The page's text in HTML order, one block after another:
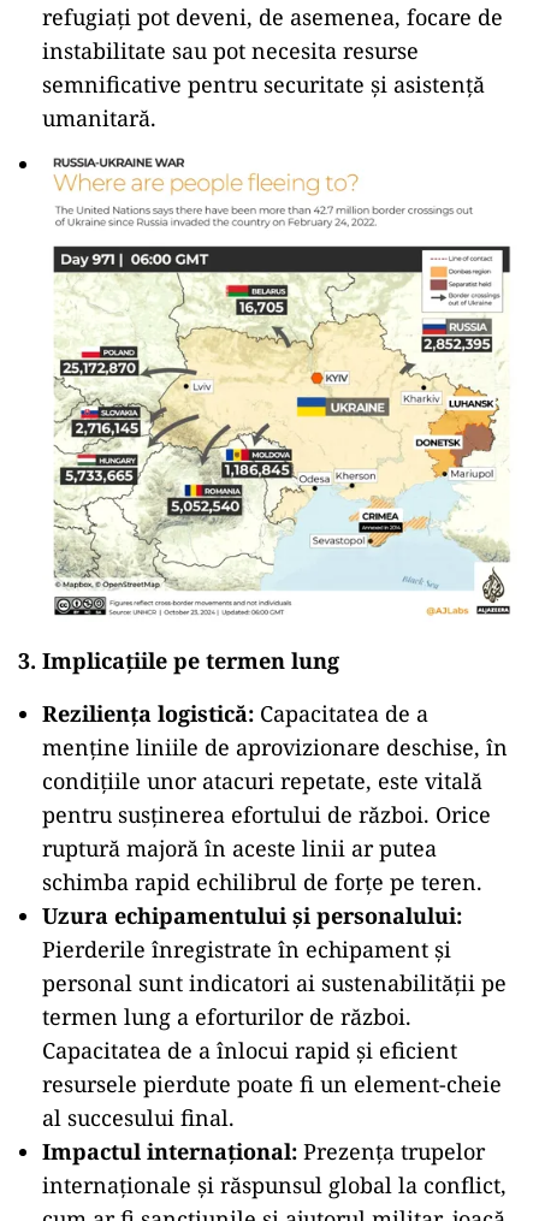
refugiați pot deveni, de asemenea, focare de
instabilitate sau pot necesita resurse
semnificative pentru securitate și asistență
umanitară.
3. Implicațiile pe termen lung
Reziliența logistică: Capacitatea de a
menține liniile de aprovizionare deschise, în
condițiile unor atacuri repetate, este vitală
pentru susținerea efortului de război. Orice
ruptură majoră în aceste linii ar putea
schimba rapid echilibrul de forțe pe teren.
Uzura echipamentului și personalului:
Pierderile înregistrate în echipament și
personal sunt indicatori ai sustenabilității pe
termen lung a eforturilor de război.
Capacitatea de a înlocui rapid și eficient
resursele pierdute poate fi un element-cheie
al succesului final.
Impactul internațional: Prezența trupelor
internaționale și răspunsul global la conflict,